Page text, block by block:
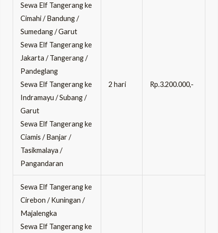
Sewa Elf Tangerang ke
Cimahi / Bandung /
Sumedang / Garut
Sewa Elf Tangerang ke
Jakarta / Tangerang /
Pandeglang
Sewa Elf Tangerang ke
Indramayu / Subang /
Garut
Sewa Elf Tangerang ke
Ciamis / Banjar /
Tasikmalaya /
Pangandaran
2 hari Rp.3.200.000,-
Sewa Elf Tangerang ke
Cirebon / Kuningan /
Majalengka
Sewa Elf Tangerang ke